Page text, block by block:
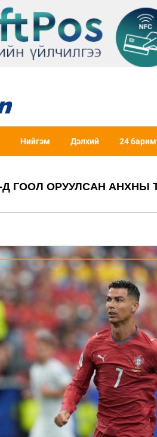
Нийгэм Дэлхий 24
Д ГООЛ ОРУУЛСАН АНХНЫ